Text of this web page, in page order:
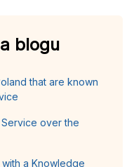
blogu
that are known
over the
a Knowledge